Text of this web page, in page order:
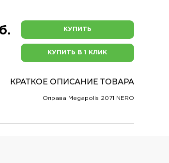
КУПИТЬ
КУПИТЬ В 1 КЛИК
КРАТКОЕ ОПИСАНИЕ ТОВАРА
Оправа Megapolis 2071 NERO